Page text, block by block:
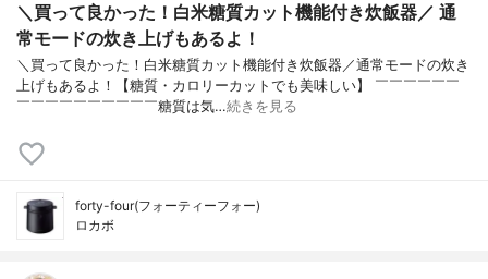
＼買って良かった！白米糖質カット機能付き炊飯器／ 通
常モードの炊き上げもあるよ！
＼買って良かった！白米糖質カット機能付き炊飯器／通常モードの炊き
上げもあるよ！⁡【糖質・カロリーカットでも美味しい】 ￣￣￣￣￣￣
￣￣￣￣￣￣￣￣￣￣⁡糖質は気…続きを見る
forty-four(フォーティーフォー)
ロカボ